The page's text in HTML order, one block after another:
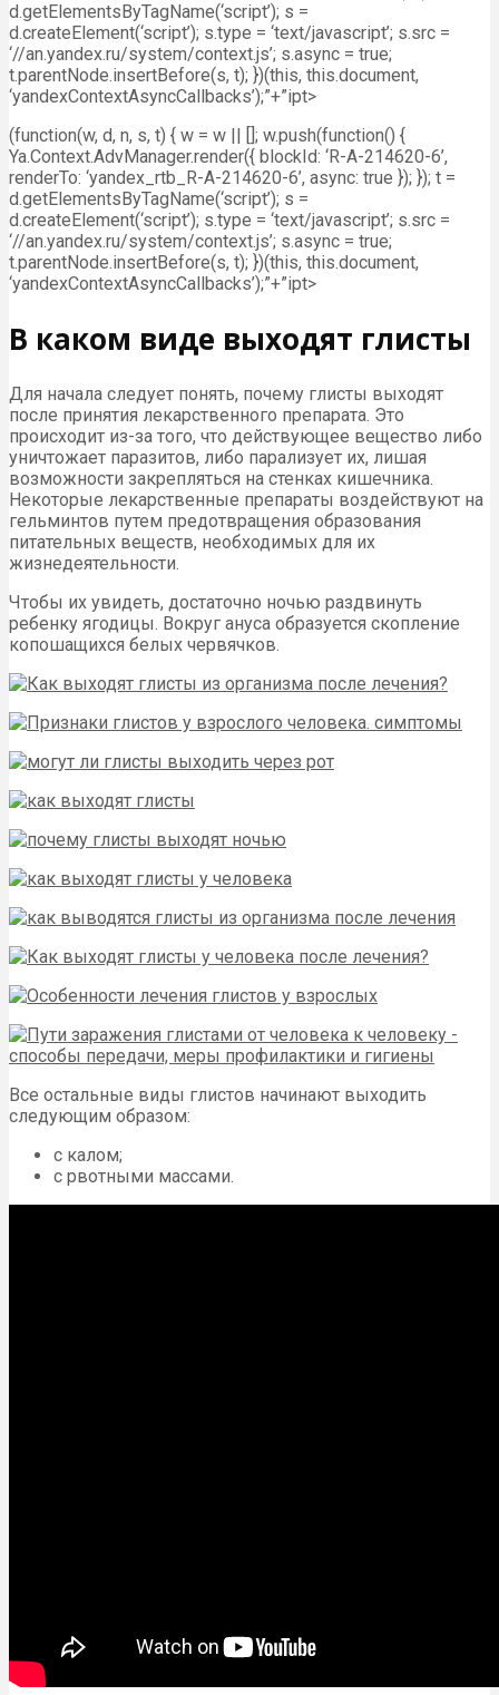
d.getElementsByTagName(‘script’); s =
d.createElement(‘script’); s.type = ‘text/javascript’; s.src =
‘//an.yandex.ru/system/context.js’; s.async = true;
t.parentNode.insertBefore(s, t); })(this, this.document,
‘yandexContextAsyncCallbacks’);”+”ipt>
(function(w, d, n, s, t) { w = w || []; w.push(function() {
Ya.Context.AdvManager.render({ blockId: ‘R-A-214620-6’,
renderTo: ‘yandex_rtb_R-A-214620-6’, async: true }); }); t =
d.getElementsByTagName(‘script’); s =
d.createElement(‘script’); s.type = ‘text/javascript’; s.src =
‘//an.yandex.ru/system/context.js’; s.async = true;
t.parentNode.insertBefore(s, t); })(this, this.document,
‘yandexContextAsyncCallbacks’);”+”ipt>
В каком виде выходят глисты
Для начала следует понять, почему глисты выходят
после принятия лекарственного препарата. Это
происходит из-за того, что действующее вещество либо
уничтожает паразитов, либо парализует их, лишая
возможности закрепляться на стенках кишечника.
Некоторые лекарственные препараты воздействуют на
гельминтов путем предотвращения образования
питательных веществ, необходимых для их
жизнедеятельности.
Чтобы их увидеть, достаточно ночью раздвинуть
ребенку ягодицы. Вокруг ануса образуется скопление
копошащихся белых червячков.
Все остальные виды глистов начинают выходить
следующим образом:
с калом;
с рвотными массами.